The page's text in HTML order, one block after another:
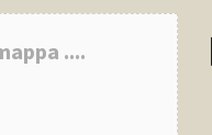
....